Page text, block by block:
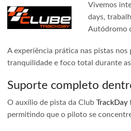
Vivemos
days,
Autódromo
A experiência prática nas pistas
tranquilidade e foco total durante as
Suporte completo
O auxílio de pista da Club TrackDay
permitindo que o piloto se